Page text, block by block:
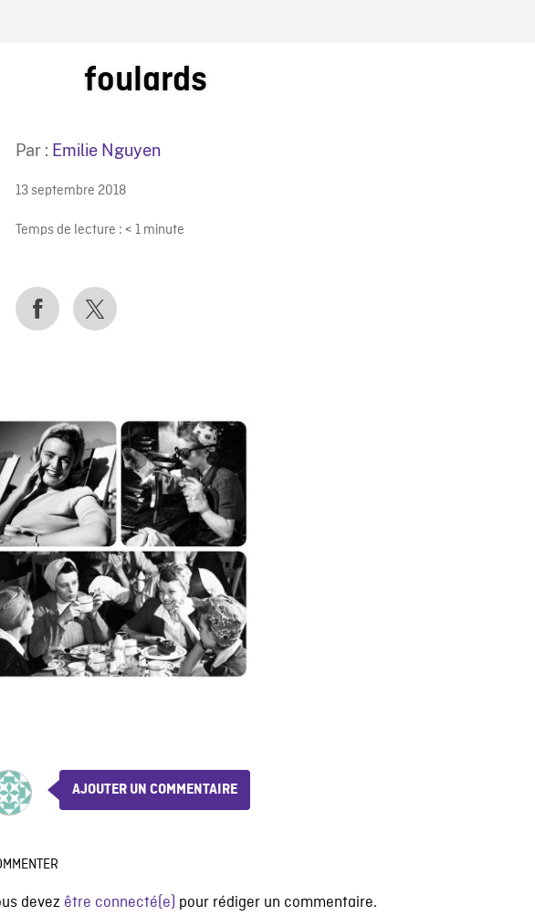
ONF
foulards
Par : Emilie Nguyen
13 septembre 2018
Temps de lecture : < 1 minute
AJOUTER UN COMMENTAIRE
devez être connecté(e) pour rédiger un commentaire.